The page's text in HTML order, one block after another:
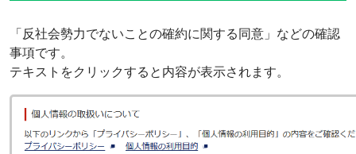
「反社会勢力でないことの確約に関する同意」などの確認
事項です。
テキストをクリックすると内容が表示されます。